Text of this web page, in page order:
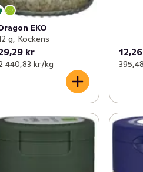
EKO
g, Kockens
kr
440,83 kr /kg